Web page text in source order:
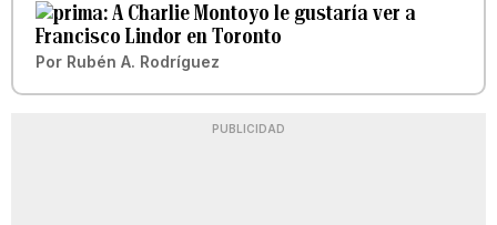
A Charlie Montoyo le gustaría ver a
Francisco Lindor en Toronto
Por Rubén A. Rodríguez
PUBLICIDAD